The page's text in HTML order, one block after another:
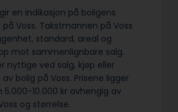
en indikasjon på boligens
Voss. Takstmannen på Voss
standard, areal og
mot sammenlignbare salg.
nyttige ved salg, kjøp eller
bolig på Voss. Prisene ligger
10.000 kr avhengig av
og størrelse.